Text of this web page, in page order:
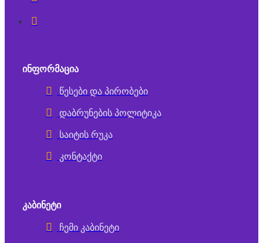
ᲘᲜᲤᲝᲠᲛᲐᲪᲘᲐ
წესები და პირობები
დაბრუნების პოლიტიკა
საიტის რუკა
კონტაქტი
ᲙᲐᲑᲘᲜᲔᲢᲘ
ჩემი კაბინეტი